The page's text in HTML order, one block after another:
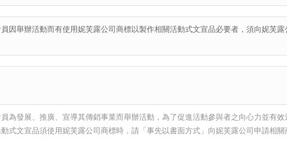
因舉辦活動而有使用妮芙露公司商標以製作相關活動式文宣品必要者，須向妮芙
為發展、推廣、宣導其傳銷事業而舉辦活動，為了促進活動參與者之向心力並有
式文宣品須使用妮芙露公司商標時，請「事先以書面方式」向妮芙露公司申請相